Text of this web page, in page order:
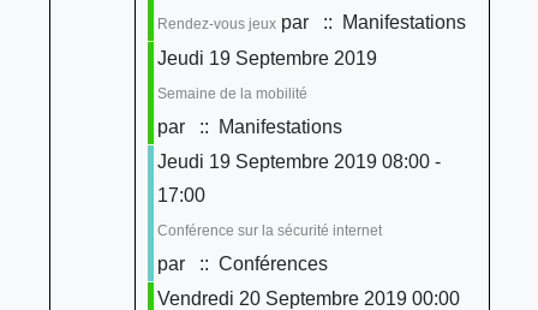
Rendez-vous jeuxpar
:: Manifestations
Jeudi 19 Septembre 2019
Semaine de la mobilité
par
:: Manifestations
Jeudi 19 Septembre 2019 08:00 -
17:00
Conférence sur la sécurité internet
par
:: Conférences
Vendredi 20 Septembre 2019 00:00